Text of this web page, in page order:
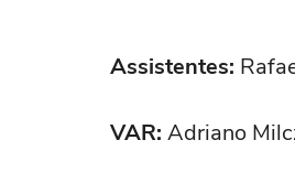
Assistentes:
VAR: Adriano